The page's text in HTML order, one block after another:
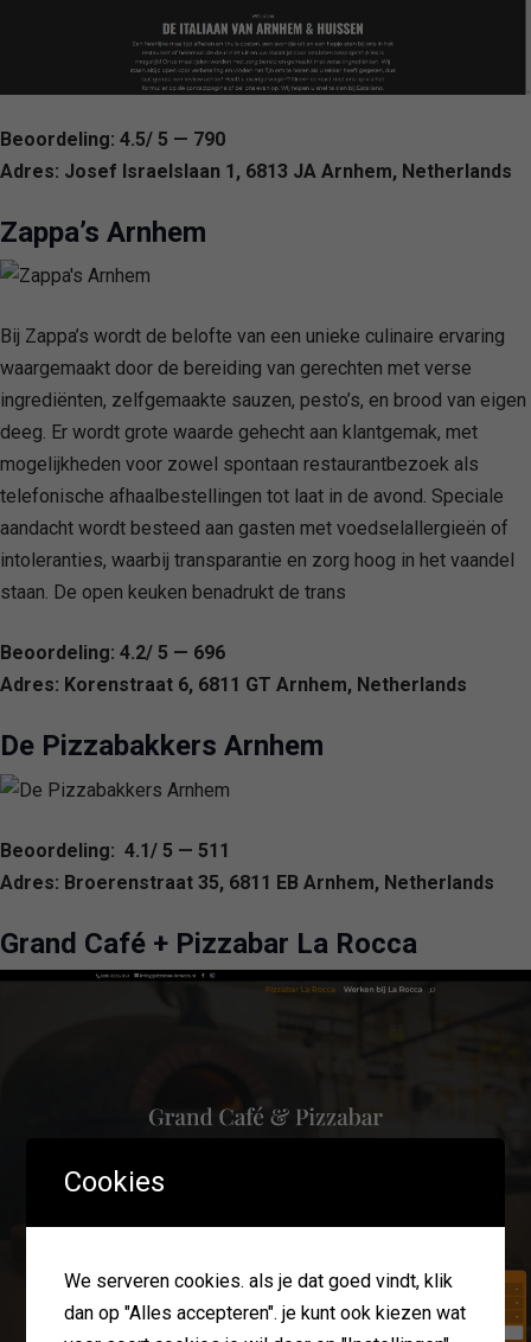
Beoordeling: 4.5/ 5 — 790
Adres: Josef Israelslaan 1, 6813 JA Arnhem, Netherlands
Zappa’s Arnhem
Bij Zappa’s wordt de belofte van een unieke culinaire ervaring
waargemaakt door de bereiding van gerechten met verse
ingrediënten, zelfgemaakte sauzen, pesto’s, en brood van eigen
deeg. Er wordt grote waarde gehecht aan klantgemak, met
mogelijkheden voor zowel spontaan restaurantbezoek als
telefonische afhaalbestellingen tot laat in de avond. Speciale
aandacht wordt besteed aan gasten met voedselallergieën of
intoleranties, waarbij transparantie en zorg hoog in het vaandel
staan. De open keuken benadrukt de trans
Beoordeling: 4.2/ 5 — 696
Adres: Korenstraat 6, 6811 GT Arnhem, Netherlands
De Pizzabakkers Arnhem
Beoordeling: 4.1/ 5 — 511
Adres: Broerenstraat 35, 6811 EB Arnhem, Netherlands
Grand Café + Pizzabar La Rocca
Cookies
We serveren cookies. als je dat goed vindt, klik
dan op "Alles accepteren". je kunt ook kiezen wat